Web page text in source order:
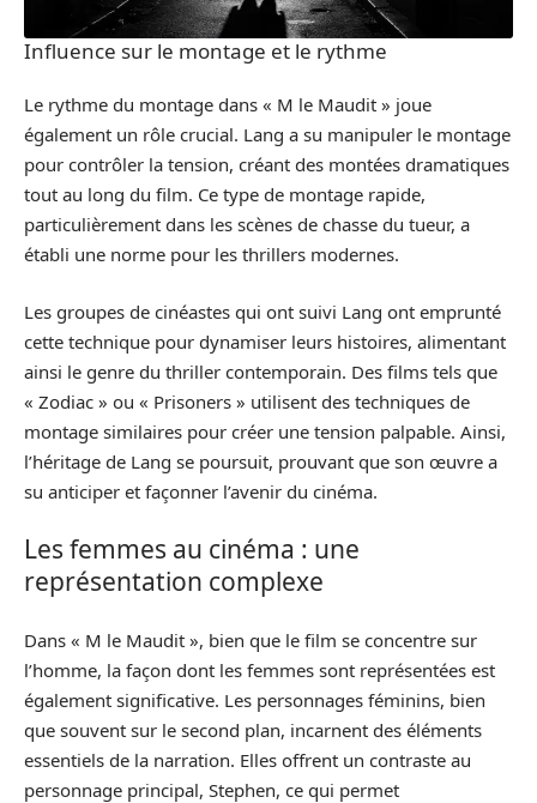
Influence sur le montage et le rythme
Le rythme du montage dans « M le Maudit » joue
également un rôle crucial. Lang a su manipuler le montage
pour contrôler la tension, créant des montées dramatiques
tout au long du film. Ce type de montage rapide,
particulièrement dans les scènes de chasse du tueur, a
établi une norme pour les thrillers modernes.
Les groupes de cinéastes qui ont suivi Lang ont emprunté
cette technique pour dynamiser leurs histoires, alimentant
ainsi le genre du thriller contemporain. Des films tels que
« Zodiac » ou « Prisoners » utilisent des techniques de
montage similaires pour créer une tension palpable. Ainsi,
l’héritage de Lang se poursuit, prouvant que son œuvre a
su anticiper et façonner l’avenir du cinéma.
Les femmes au cinéma : une
représentation complexe
Dans « M le Maudit », bien que le film se concentre sur
l’homme, la façon dont les femmes sont représentées est
également significative. Les personnages féminins, bien
que souvent sur le second plan, incarnent des éléments
essentiels de la narration. Elles offrent un contraste au
personnage principal, Stephen, ce qui permet